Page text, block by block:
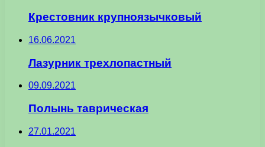
Крестовник крупноязычковый
16.06.2021
Лазурник трехлопастный
09.09.2021
Полынь таврическая
27.01.2021